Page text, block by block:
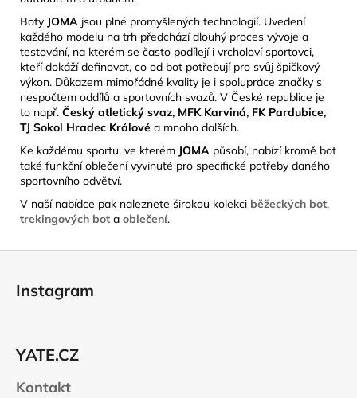
Boty JOMA jsou plné promyšlených technologií. Uvedení
každého modelu na trh předchází dlouhý proces vývoje a
testování, na kterém se často podílejí i vrcholoví sportovci,
kteří dokáží definovat, co od bot potřebují pro svůj špičkový
výkon. Důkazem mimořádné kvality je i spolupráce značky s
nespočtem oddílů a sportovních svazů. V České republice je
to např. Český atletický svaz, MFK Karviná, FK Pardubice,
TJ Sokol Hradec Králové a mnoho dalších.
Ke každému sportu, ve kterém JOMA působí, nabízí kromě bot
také funkční oblečení vyvinuté pro specifické potřeby daného
sportovního odvětví.
V naší nabídce pak naleznete širokou kolekci běžeckých bot,
trekingových bot a oblečení.
Instagram
YATE.CZ
Kontakt